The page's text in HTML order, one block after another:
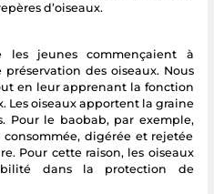
d’oiseaux.
les jeunes commençaient à
préservation des oiseaux. Nous
en leur apprenant la fonction
Les oiseaux apportent la graine
Pour le baobab, par exemple,
consommée, digérée et rejetée
Pour cette raison, les oiseaux
dans la protection de